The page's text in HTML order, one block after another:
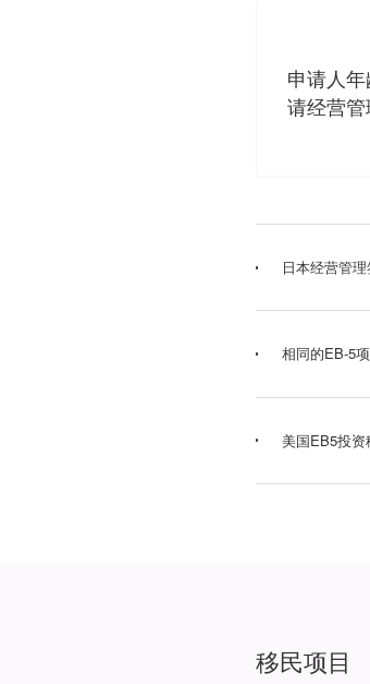
申请人
请经营管
日本经营管
相同的EB-5
美国EB5投资
移民项目